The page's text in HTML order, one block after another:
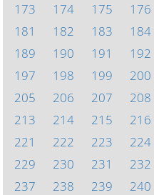
173
174 175 176
181
182 183 184
189
190 191 192
197
198 199 200
205
206 207 208
213
214 215 216
221
222 223 224
229
230 231 232
237
238 239 240